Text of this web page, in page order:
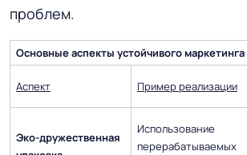
проблем.
Основные аспекты устойчивого маркетинга
Аспект Пример реализации
Эко-дружественная
Использование
перерабатываемых